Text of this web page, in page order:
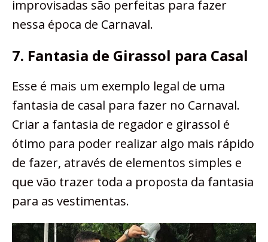
improvisadas são perfeitas para fazer
nessa época de Carnaval.
7. Fantasia de Girassol para Casal
Esse é mais um exemplo legal de uma
fantasia de casal para fazer no Carnaval.
Criar a fantasia de regador e girassol é
ótimo para poder realizar algo mais rápido
de fazer, através de elementos simples e
que vão trazer toda a proposta da fantasia
para as vestimentas.